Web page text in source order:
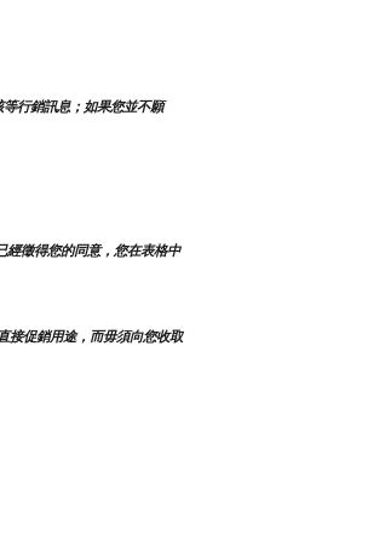
行銷訊息；如果您並不願
經徵得您的同意，您在表格中
接促銷用途，而毋須向您收取